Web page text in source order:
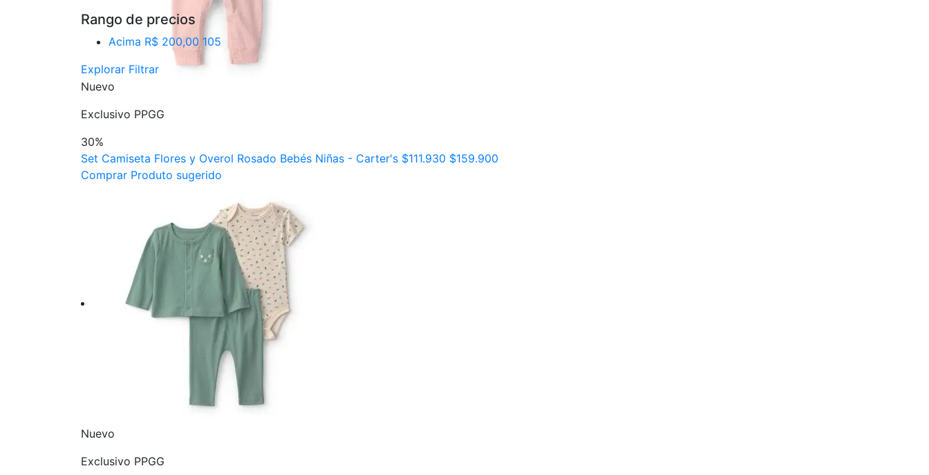
Rango de precios
Acima R$ 200,00 105
Explorar Filtrar
Nuevo
Exclusivo PPGG
30%
Set Camiseta Flores y Overol Rosado Bebés Niñas - Carter's $111.930 $159.900
Comprar Produto sugerido
Nuevo
Exclusivo PPGG